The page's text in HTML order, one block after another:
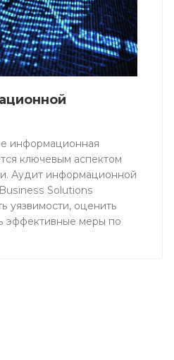
информационная
ключевым аспектом
Аудит информационной
Solutions
уязвимости, оценить
эффективные меры по